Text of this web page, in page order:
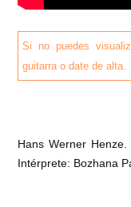
Si no puedes
guitarra o date de alta.
Hans Werner Henze.
Intérprete: Bozhana